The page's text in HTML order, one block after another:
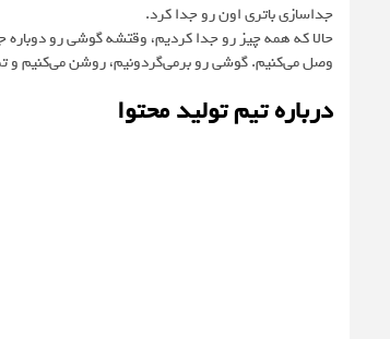
جداسازی باتری اون رو جدا کرد.
حالا که همه چیز رو جدا کردیم، وقتشه گوشی رو
وصل می‌کنیم. گوشی رو برمی‌گردونیم، روشن می‌کنیم و
درباره تیم تولید محتوا